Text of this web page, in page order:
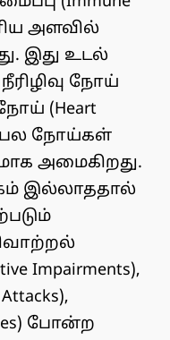
அளவில்
இது உடல்
நீரிழிவு நோய்
(Heart
பல நோய்கள்
அமைகிறது.
இல்லாததால்
Impairments),
போன்ற